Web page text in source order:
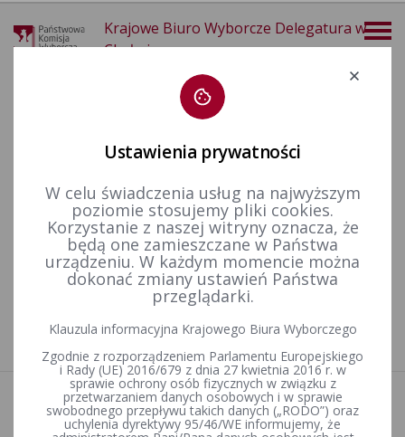
Krajowe Biuro Wyborcze Delegatura w
Chełmie
Wybory samorządowe i referenda lokalne Wybory samorządowe w 2006&nbsp;r.
Aktualności
Wydarzenia
Ustawienia prywatności
W celu świadczenia usług na najwyższym
poziomie stosujemy pliki cookies.
Korzystanie z naszej witryny oznacza, że
będą one zamieszczane w Państwa
urządzeniu. W każdym momencie można
dokonać zmiany ustawień Państwa
przeglądarki.
Klauzula informacyjna Krajowego Biura Wyborczego
Zgodnie z rozporządzeniem Parlamentu Europejskiego
i Rady (UE) 2016/679 z dnia 27 kwietnia 2016 r. w
sprawie ochrony osób fizycznych w związku z
przetwarzaniem danych osobowych i w sprawie
swobodnego przepływu takich danych („RODO”) oraz
uchylenia dyrektywy 95/46/WE informujemy, że